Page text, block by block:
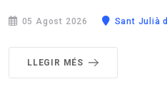
05 Agost 2026 Sant Julià
LLEGIR MÉS